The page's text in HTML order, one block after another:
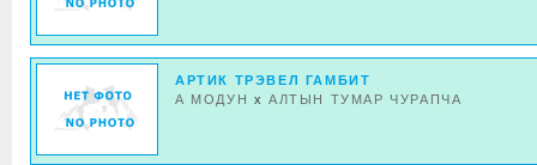
АРТИК ТРЭВЕЛ ГАМБИТ
А МОДУН xАЛТЫН ТУМАР ЧУРАПЧА